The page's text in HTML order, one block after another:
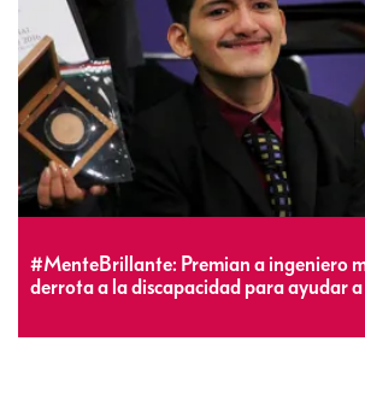
#MenteBrillante: Premian a ingeniero
derrota a la discapacidad para ayudar